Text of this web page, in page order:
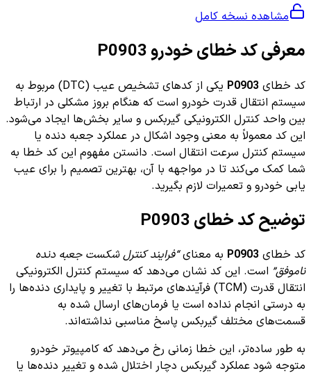
مشاهده نسخه کامل
معرفی کد خطای خودرو P0903
کد خطای P0903
یکی از کدهای تشخیص عیب (DTC) مربوط به
سیستم انتقال قدرت خودرو است که هنگام بروز مشکلی در ارتباط
بین واحد کنترل الکترونیکی گیربکس و سایر بخش‌ها ایجاد می‌شود.
این کد معمولاً به معنی وجود اشکال در عملکرد جعبه دنده یا
سیستم کنترل سرعت انتقال است. دانستن مفهوم این کد خطا به
شما کمک می‌کند تا در مواجهه با آن، بهترین تصمیم را برای عیب
یابی خودرو و تعمیرات لازم بگیرید.
توضیح کد خطای P0903
کد خطای P0903 به معنای“فرایند کنترل شکست جعبه دنده
ناموفق” است. این کد نشان می‌دهد که سیستم کنترل الکترونیکی
انتقال قدرت (TCM) فرآیندهای مرتبط با تغییر و پایداری دنده‌ها را
به درستی انجام نداده است یا فرمان‌های ارسال شده به
قسمت‌های مختلف گیربکس پاسخ مناسبی نداشته‌اند.
به طور ساده‌تر، این خطا زمانی رخ می‌دهد که کامپیوتر خودرو
متوجه شود عملکرد گیربکس دچار اختلال شده و تغییر دنده‌ها یا